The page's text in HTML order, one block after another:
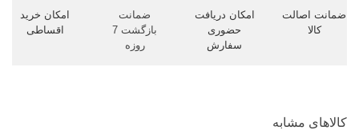
ضمانت اصالت
کالا
امکان دریافت
حضوری
سفارش
ضمانت
بازگشت 7
روزه
امکان خرید
اقساطی
کالاهای مشابه